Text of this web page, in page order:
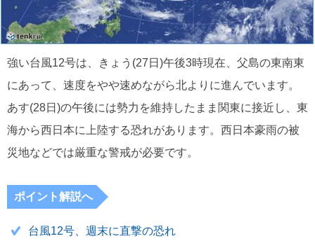
強い台風12号は、きょう(27日)午後3時現在、父島の東南東
にあって、速度をやや速めながら北よりに進んでいます。
あす(28日)の午後には勢力を維持したまま関東に接近し、東
海から西日本に上陸する恐れがあります。西日本豪雨の被
災地などでは厳重な警戒が必要です。
ポイント解説へ
台風12号、週末に直撃の恐れ